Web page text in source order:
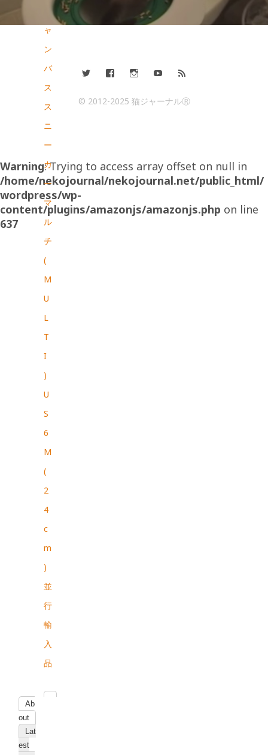
キ
ャ
ン
バ
ス
ス
ニ
ー
カ
ー
マ
ル
チ
(
M
U
L
T
I
)
U
S
6
M
(
2
4
c
m
)
並
行
輸
入
品
Ab
out
Lat
est
© 2012-2025 猫ジャーナルⓇ
Warning: Trying to access array offset on null in
/home/nekojournal/nekojournal.net/public_html/
wordpress/wp-
content/plugins/amazonjs/amazonjs.php on line
637